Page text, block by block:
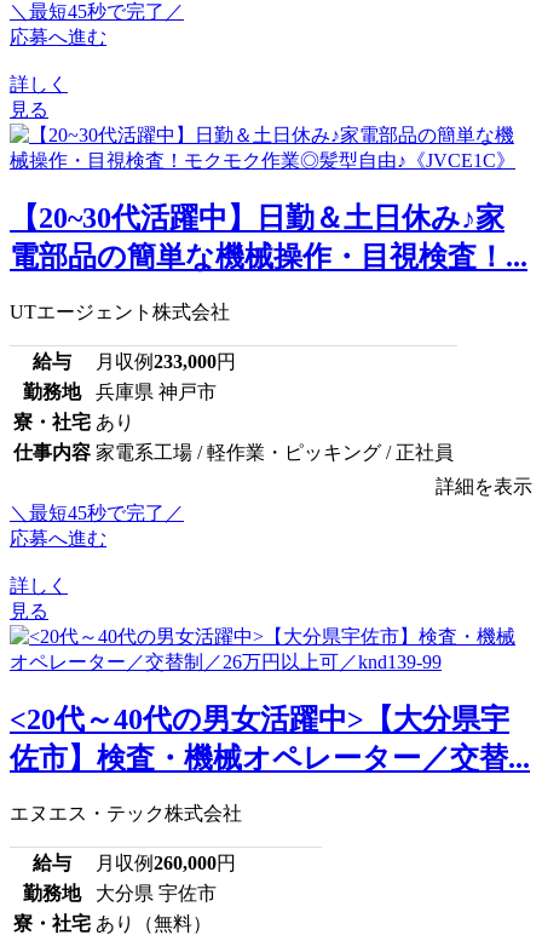
＼最短45秒で完了／
応募へ進む
詳しく
見る
【20~30代活躍中】日勤＆土日休み♪家
電部品の簡単な機械操作・目視検査！...
UTエージェント株式会社
給与 月収例233,000円
勤務地
兵庫県 神戸市
寮・社宅 あり
仕事内容 家電系工場 / 軽作業・ピッキング / 正社員
詳細を表示
＼最短45秒で完了／
応募へ進む
詳しく
見る
<20代～40代の男女活躍中>【大分県宇
佐市】検査・機械オペレーター／交替...
エヌエス・テック株式会社
給与 月収例260,000円
勤務地
大分県 宇佐市
寮・社宅 あり（無料）